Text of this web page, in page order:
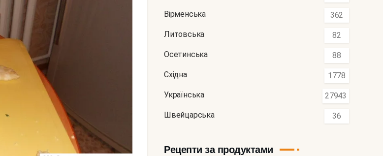
Вірменська 362
Литовська 82
Осетинська 88
Східна 1778
Українська 27943
Швейцарська 36
Рецепти за продуктами